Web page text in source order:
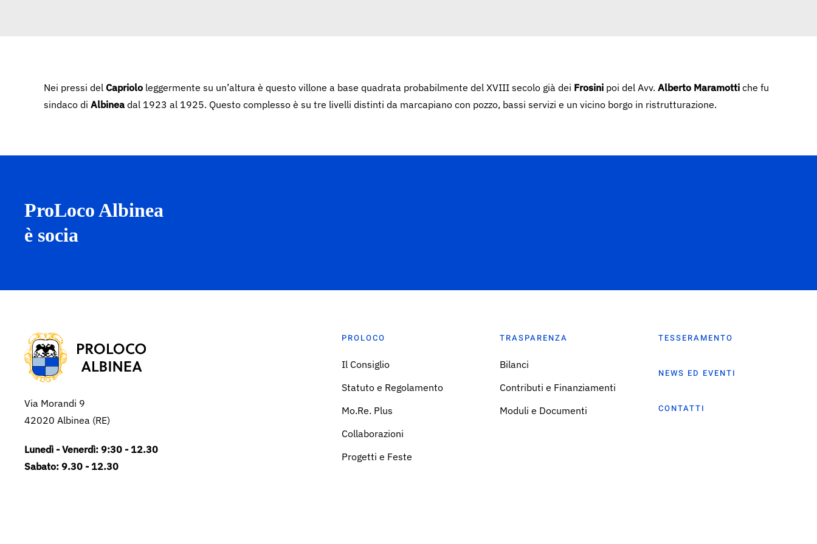
Nei pressi del Capriolo leggermente su un’altura è questo villone a base quadrata probabilmente del XVIII secolo già dei Frosini poi del Avv. Alberto Maramotti che fu
sindaco di Albinea dal 1923 al 1925. Questo complesso è su tre livelli distinti da marcapiano con pozzo, bassi servizi e un vicino borgo in ristrutturazione.
ProLoco Albinea
è socia
Via Morandi 9
42020 Albinea (RE)
Lunedì - Venerdì: 9:30 - 12.30
Sabato: 9.30 - 12.30
PROLOCO
Il Consiglio
Statuto e Regolamento
Mo.Re. Plus
Collaborazioni
Progetti e Feste
TRASPARENZA
Bilanci
Contributi e Finanziamenti
Moduli e Documenti
TESSERAMENTO
NEWS ED EVENTI
CONTATTI